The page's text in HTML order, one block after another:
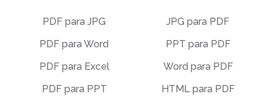
PDF para JPG
PDF para Word
PDF para Excel
PDF para PPT
JPG para PDF
PPT para PDF
Word para PDF
HTML para PDF